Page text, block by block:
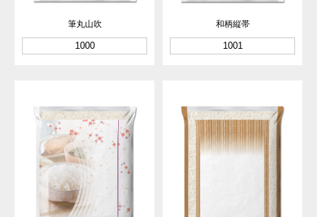
筆丸山吹
1000
和柄縦帯
1001